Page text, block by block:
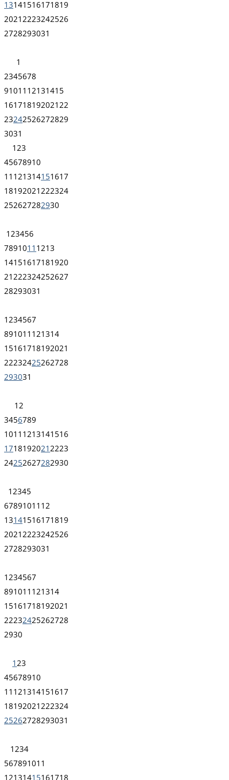
13141516171819
2021 2223242526
2728293031
1
2345678
91011 12131415
161718192021 22
23242526272829
3031
1 23
45678910
11 121314151617
18192021 222324
252627282930
1 23456
7891011 1213
14151617181920
21 222324252627
28293031
1 234567
891011 121314
15161718192021
22232425262728
293031
1 2
3456789
1011 1213141516
1718192021 2223
24252627282930
1 2345
67891011 12
13141516171819
2021 2223242526
2728293031
1 234567
891011 121314
15161718192021
22232425262728
2930
1 23
45678910
11 121314151617
18192021 222324
25262728293031
1 234
567891011
12131415161718